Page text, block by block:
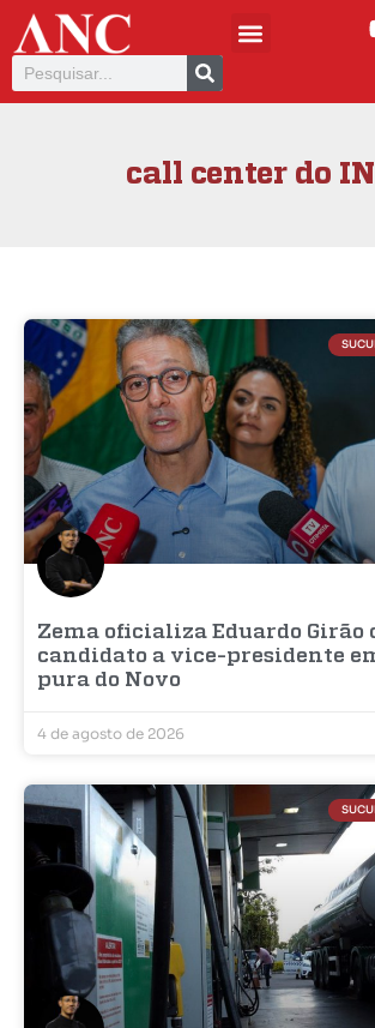
call center do
Zema oficializa Eduardo Girão
candidato a vice-presidente
pura do Novo
4 de agosto de 2026